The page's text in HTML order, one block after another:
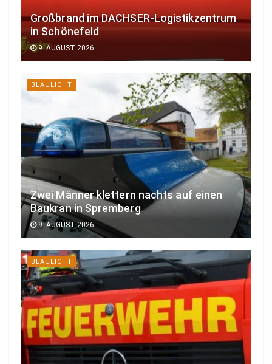
Großbrand im DACHSER-Logistikzentrum
in Schönefeld
9. AUGUST 2026
BLAULICHT
Zwei Männer klettern nachts auf einen
Baukran in Spremberg
9. AUGUST 2026
BLAULICHT